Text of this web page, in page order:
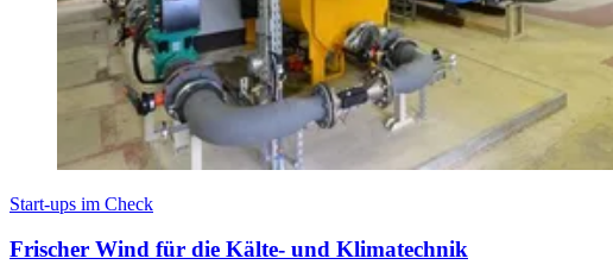
Start-ups im Check
Frischer Wind für die Kälte- und Klimatechnik